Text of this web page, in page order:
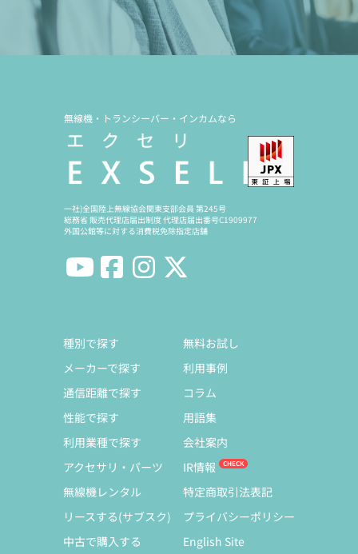
無線機・トランシーバー・インカムなら
一社)全国陸上無線協会関東支部会員 第245号
総務省 販売代理店届出制度 代理店届出番号C1909977
外国公館等に対する消費税免除指定店舗
種別で探す
メーカーで探す
通信距離で探す
性能で探す
利用業種で探す
アクセサリ・パーツ
無線機レンタル
リースする(サブスク)
中古で購入する
無料お試し
利用事例
コラム
用語集
会社案内
IR情報
特定商取引法表記
プライバシーポリシー
English Site